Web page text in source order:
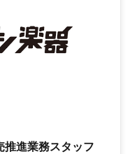
進業務スタッフ